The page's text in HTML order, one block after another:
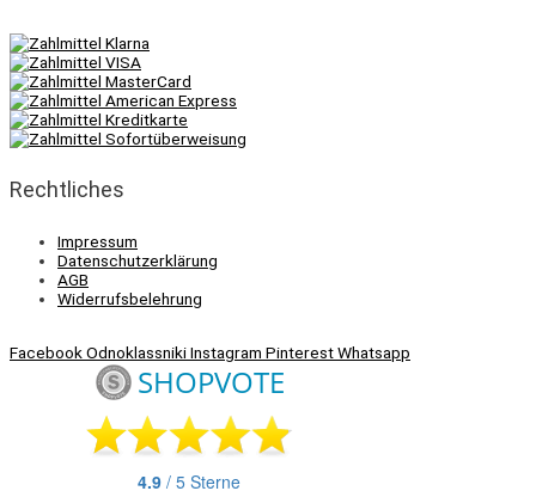
Rechtliches
Impressum
Datenschutzerklärung
AGB
Widerrufsbelehrung
FacebookOdnoklassnikiInstagram PinterestWhatsapp